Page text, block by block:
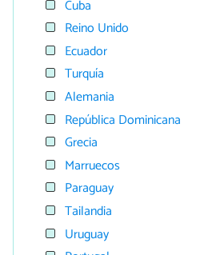
Cuba
Reino Unido
Ecuador
Turquía
Alemania
República Dominicana
Grecia
Marruecos
Paraguay
Tailandia
Uruguay